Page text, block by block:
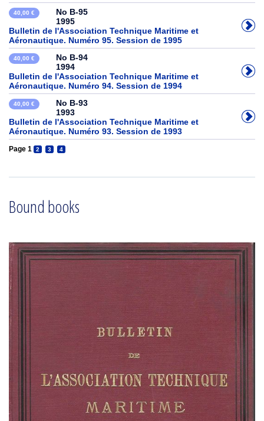
40,00 €
No B-95
1995
Bulletin de l'Association Technique Maritime et
Aéronautique. Numéro 95. Session de 1995
40,00 €
No B-94
1994
Bulletin de l'Association Technique Maritime et
Aéronautique. Numéro 94. Session de 1994
40,00 €
No B-93
1993
Bulletin de l'Association Technique Maritime et
Aéronautique. Numéro 93. Session de 1993
Page 1 2 3 4
Bound books